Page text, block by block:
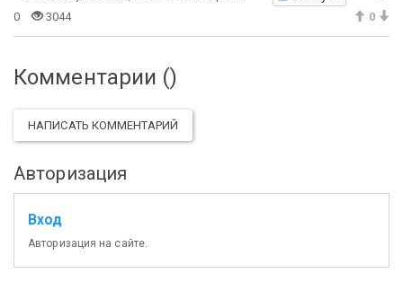
0 3044 0
Комментарии ()
НАПИСАТЬ КОММЕНТАРИЙ
Авторизация
Вход
Авторизация на сайте.